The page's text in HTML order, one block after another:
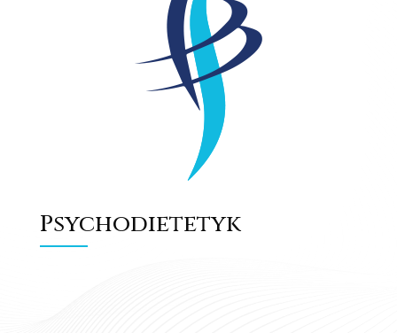
Psychodietetyk